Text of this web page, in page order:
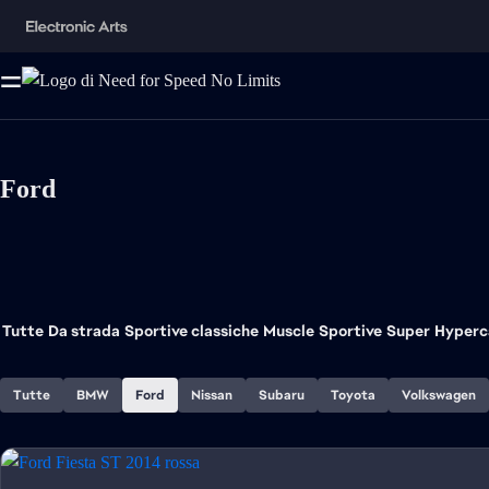
Ford
Tutte Da strada Sportive classiche Muscle Sportive Super
Tutte BMW Ford Nissan Subaru Toyota Volkswagen